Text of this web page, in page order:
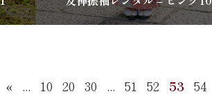
« ... 10 20 30 ... 51 52 53 54